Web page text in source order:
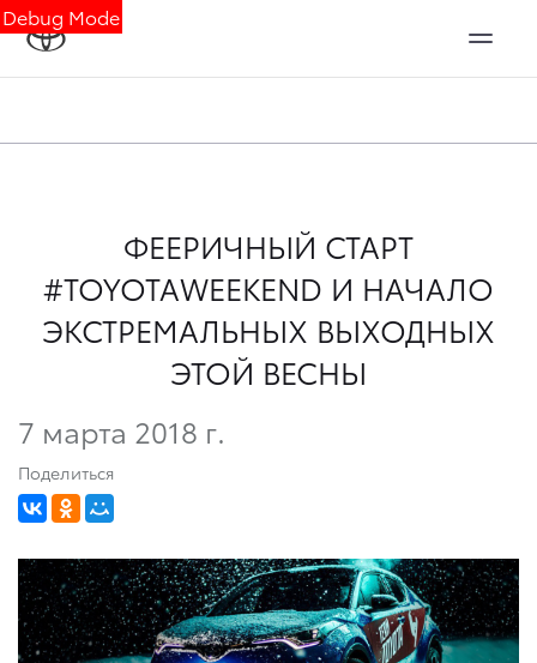
Debug Mode
ФЕЕРИЧНЫЙ СТАРТ
#TOYOTAWEEKEND И НАЧАЛО
ЭКСТРЕМАЛЬНЫХ ВЫХОДНЫХ
ЭТОЙ ВЕСНЫ
7 марта 2018 г.
Поделиться